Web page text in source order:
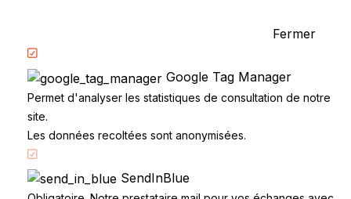
Accueil
Fermer
Google Tag Manager
Permet d'analyser les statistiques de consultation de notre
site.
Les données recoltées sont anonymisées.
SendInBlue